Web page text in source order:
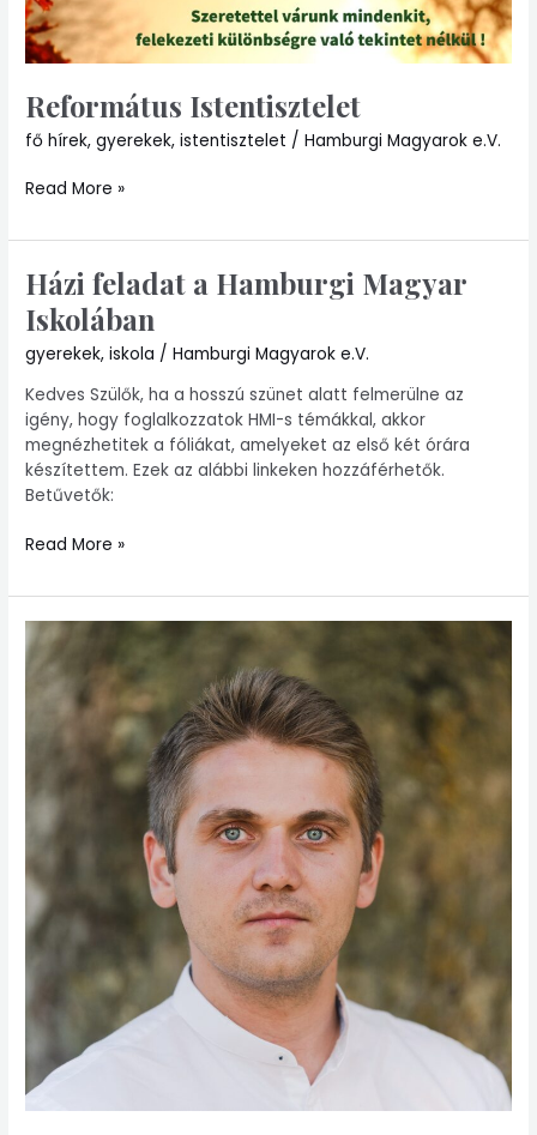
Református Istentisztelet
fő hírek,gyerekek,istentisztelet /Hamburgi Magyarok e.V.
Read More »
Házi feladat a Hamburgi Magyar
Iskolában
gyerekek,iskola /Hamburgi Magyarok e.V.
Kedves Szülők, ha a hosszú szünet alatt felmerülne az
igény, hogy foglalkozzatok HMI-s témákkal, akkor
megnézhetitek a fóliákat, amelyeket az első két órára
készítettem. Ezek az alábbi linkeken hozzáférhetők.
Betűvetők:
Házi
feladat
a
Hamburgi
Iskolában
Read More »
os
megemlékezés